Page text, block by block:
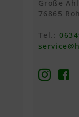
Große
76865
Tel.: